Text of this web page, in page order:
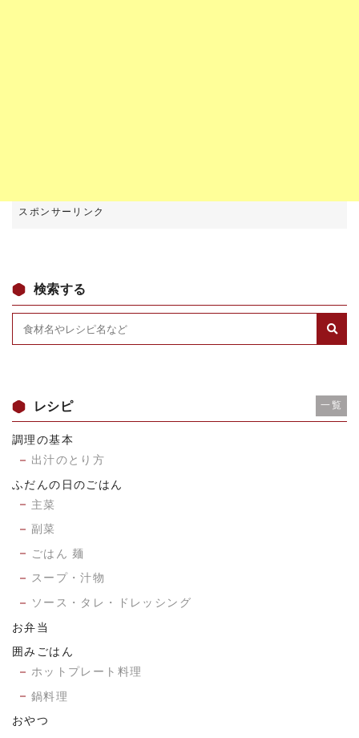
検索する
レシピ 一覧
調理の基本
出汁のとり方
ふだんの日のごはん
主菜
副菜
ごはん 麺
スープ・汁物
ソース・タレ・ドレッシング
お弁当
囲みごはん
ホットプレート料理
鍋料理
おやつ